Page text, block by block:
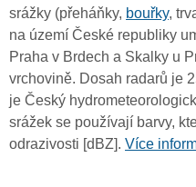
srážky (přeháňky, bouřky,
na území České republiky
Praha v Brdech a Skalky u
vrchovině. Dosah radarů je
je Český
srážek se používají barvy,
odrazivosti [dBZ]. Více